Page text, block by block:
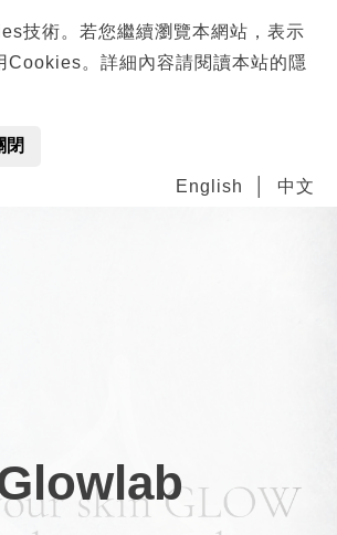
技術。若您繼續瀏覽本網站，表示
Cookies。詳細內容請閱讀本站的隱
閉
English 中文